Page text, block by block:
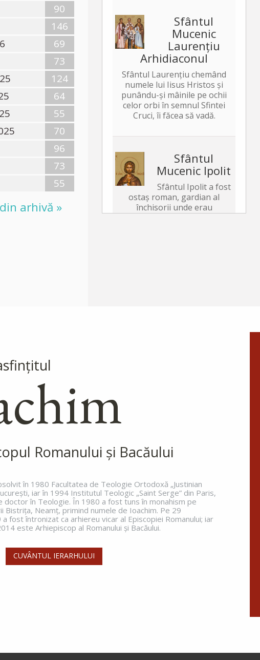
90
146
69
73
124
64
55
70
96
73
55
arhivă »
Sfântul
Mucenic
Laurențiu
Arhidiaconul
Sfântul Laurențiu chemând
numele lui Iisus Hristos și
punându-și mâinile pe ochii
celor orbi în semnul Sfintei
Cruci, îi făcea să vadă.
Sfântul
Mucenic Ipolit
Sfântul Ipolit a fost
ostaș roman, gardian al
închisorii unde erau
aceasta, ca nu cumva, la venirea
mea, să am întristare de la aceia
încredințat despre voi toți că
bucuria mea este și...
Ap. II Corinteni 2, 3-15
Romanului și Bacăului
în 1980 Facultatea de Teologie Ortodoxă „Justinian
iar în 1994 Institutul Teologic „Saint Serge” din Paris,
doctor în Teologie. În 1980 a fost tuns în monahism pe
Bistriţa, Neamţ, primind numele de Ioachim. Pe 29
fost întronizat ca arhiereu vicar al Episcopiei Romanului; iar
este Arhiepiscop al Romanului și Bacăului.
CUVÂNTUL IERARHULUI